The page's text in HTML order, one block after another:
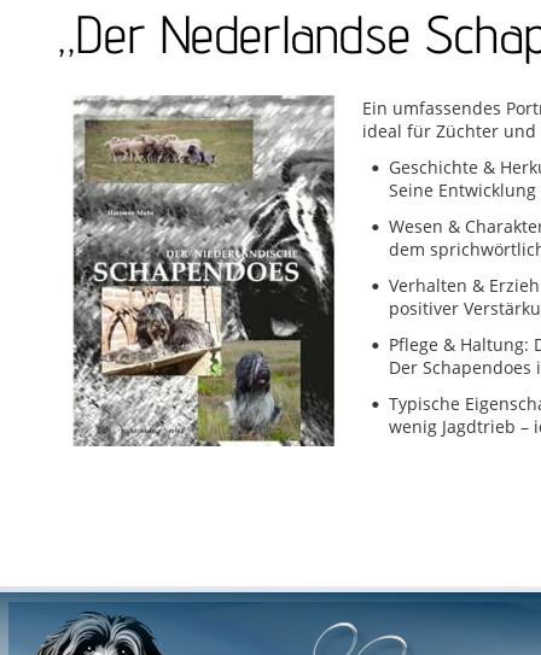
„Der Nederlandse
Ein umfassendes
ideal für Züchter und
• Geschichte &
Seine
• Wesen &
dem
• Verhalten &
positiver
• Pflege & Haltung:
Der
• Typische
wenig Jagdtrieb –